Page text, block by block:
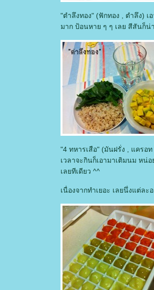
"ตำลึงทอง" (ฟักทอง , ตำลึง)
มาก ป้อนหาย ๆ ๆ เลย สีสันก็
"4 ทหารเสือ" (มันฝรั่ง , แครอ
เวลาจะกินก็เอามาเติมนม ห
เลยทีเดียว ^^
เนื่องจากทำเยอะ เลยนึ่งแต่ล